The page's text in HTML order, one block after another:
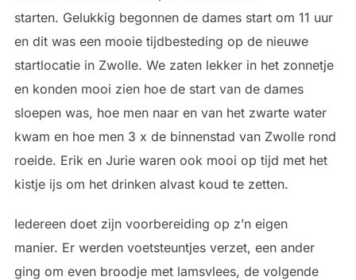
starten. Gelukkig begonnen de dames start om 11 uur
en dit was een mooie tijdbesteding op de nieuwe
startlocatie in Zwolle. We zaten lekker in het zonnetje
en konden mooi zien hoe de start van de dames
sloepen was, hoe men naar en van het zwarte water
kwam en hoe men 3 x de binnenstad van Zwolle rond
roeide. Erik en Jurie waren ook mooi op tijd met het
kistje ijs om het drinken alvast koud te zetten.
Iedereen doet zijn voorbereiding op z’n eigen
manier. Er werden voetsteuntjes verzet, een ander
ging om even broodje met lamsvlees, de volgende